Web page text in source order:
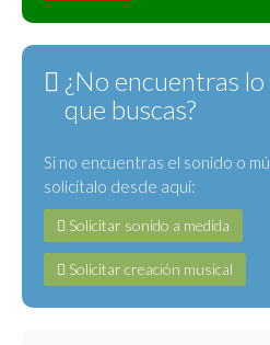
¿No encuentras lo
que buscas?
Si no encuentras el sonido o
solicítalo desde aquí:
Solicitar sonido a medida
Solicitar creación musical